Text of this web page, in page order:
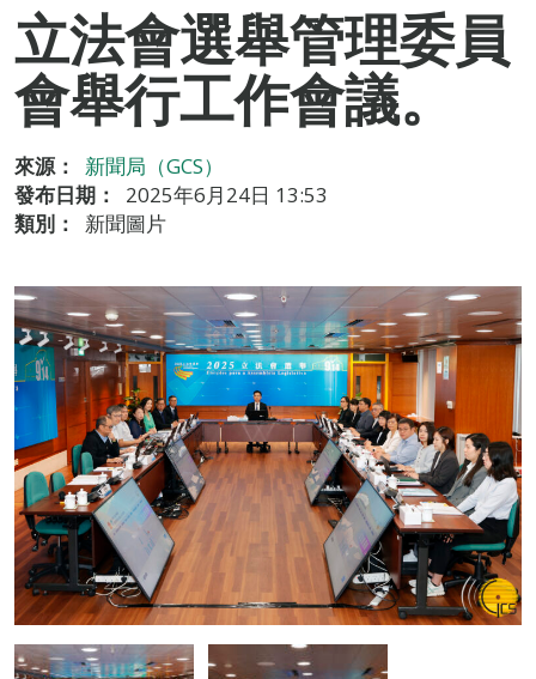
立法會選舉管理委員
會舉行工作會議。
來源：
新聞局（GCS）
發布日期：
2025年6月24日 13:53
類別：
新聞圖片